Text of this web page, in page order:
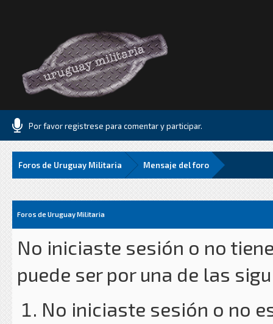
Por favor registrese para comentar y participar.
Foros de Uruguay Militaria Mensaje del foro
Foros de Uruguay Militaria
No iniciaste sesión o no
puede ser por una de las
No iniciaste sesión o no